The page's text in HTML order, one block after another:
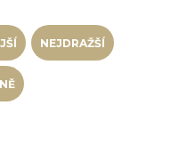
NEJDRAŽŠÍ